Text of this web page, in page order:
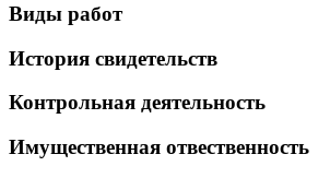
Виды работ
История свидетельств
Контрольная деятельность
Имущественная отвественность